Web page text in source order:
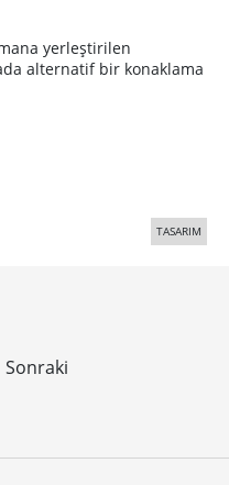
yerleştirilen
alternatif bir konaklama
TASARIM
Sonraki